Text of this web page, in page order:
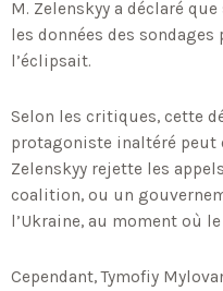
M. Zelenskyy a déclaré
les données des
l’éclipsait.
Selon les critiques, cette
protagoniste inaltéré peut
Zelenskyy rejette les
coalition, ou un
l’Ukraine, au moment où
Cependant, Tymofiy